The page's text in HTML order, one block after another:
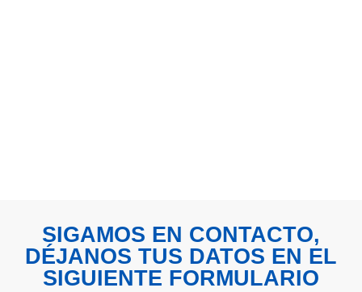
SIGAMOS EN CONTACTO,
DÉJANOS TUS DATOS EN EL
SIGUIENTE FORMULARIO